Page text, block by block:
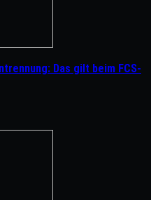
Das gilt beim FCS-